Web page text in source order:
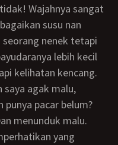
Wajahnya sangat
susu nan
nenek tetapi
lebih kecil
kelihatan kencang.
punya pacar belum?
menunduk malu.
yang